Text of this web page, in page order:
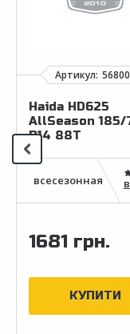
Haida HD625
AllSeason 185/
R14 88T
1681 грн.